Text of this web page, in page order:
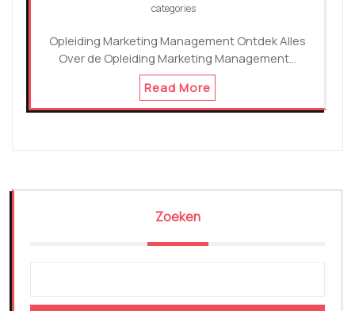
categories
Opleiding Marketing Management Ontdek Alles
Over de Opleiding Marketing Management…
Read More
Zoeken